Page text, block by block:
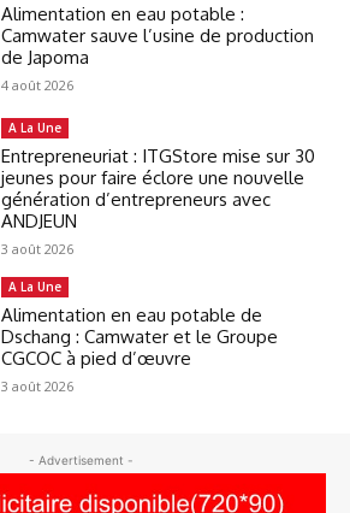
Alimentation en eau potable :
Camwater sauve l’usine de production
de Japoma
4 août 2026
A La Une
Entrepreneuriat : ITGStore mise sur 30
jeunes pour faire éclore une nouvelle
génération d’entrepreneurs avec
ANDJEUN
3 août 2026
A La Une
Alimentation en eau potable de
Dschang : Camwater et le Groupe
CGCOC à pied d’œuvre
3 août 2026
- Advertisement -